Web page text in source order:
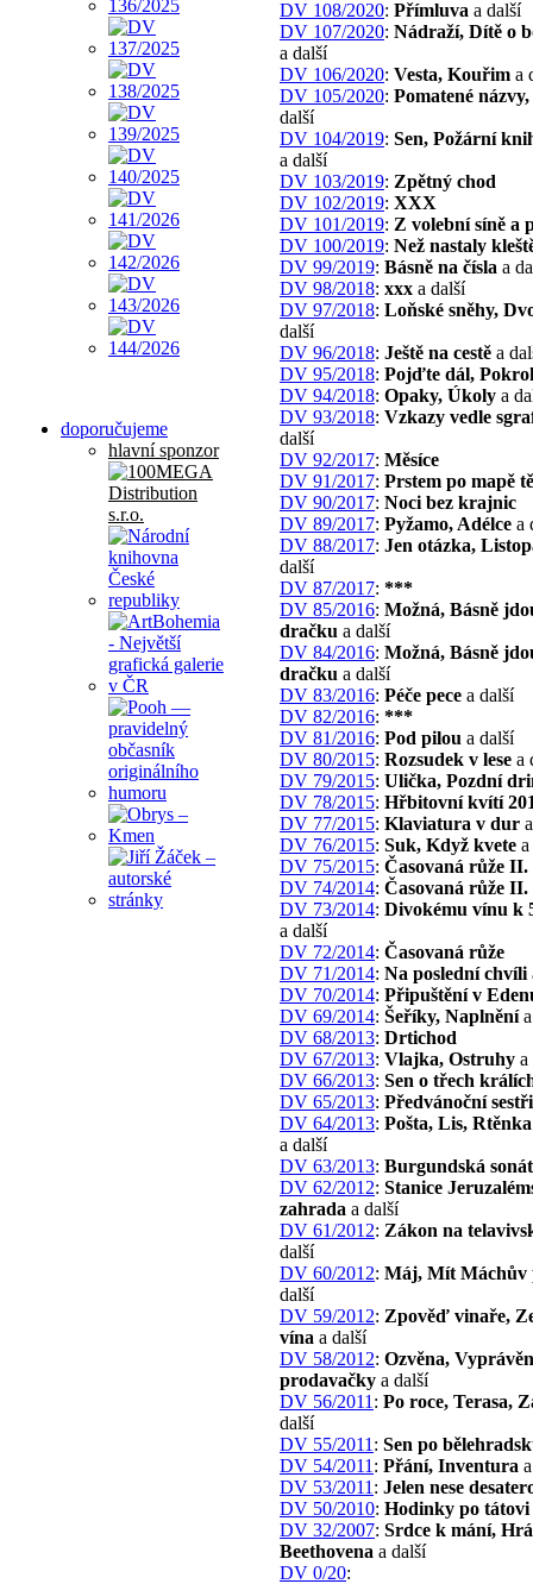
doporučujeme
hlavní sponzor
DV 108/2020: Přímluva a další
DV 107/2020: Nádraží, Dítě o
a další
DV 106/2020: Vesta, Kouřim a
DV 105/2020: Pomatené názvy,
další
DV 104/2019: Sen, Požární
a další
DV 103/2019: Zpětný chod
DV 102/2019: XXX
DV 101/2019: Z volební síně a
DV 100/2019: Než nastaly
DV 99/2019: Básně na čísla a
DV 98/2018: xxx a další
DV 97/2018: Loňské sněhy,
další
DV 96/2018: Ještě na cestě a
DV 95/2018: Pojďte dál,
DV 94/2018: Opaky, Úkoly a
DV 93/2018: Vzkazy vedle
další
DV 92/2017: Měsíce
DV 91/2017: Prstem po mapě
DV 90/2017: Noci bez krajnic
DV 89/2017: Pyžamo, Adélce a
DV 88/2017: Jen otázka,
další
DV 87/2017: ***
DV 85/2016: Možná, Básně
dračku a další
DV 84/2016: Možná, Básně
dračku a další
DV 83/2016: Péče pece a další
DV 82/2016: ***
DV 81/2016: Pod pilou a další
DV 80/2015: Rozsudek v lese a
DV 79/2015: Ulička, Pozdní
DV 78/2015: Hřbitovní kvítí
DV 77/2015: Klaviatura v dur
DV 76/2015: Suk, Když kvete
DV 75/2015: Časovaná růže II.
DV 74/2014: Časovaná růže II.
DV 73/2014: Divokému vínu k
a další
DV 72/2014: Časovaná růže
DV 71/2014: Na poslední chvíli
DV 70/2014: Připuštění v
DV 69/2014: Šeříky, Naplněnía
DV 68/2013: Drtichod
DV 67/2013: Vlajka, Ostruhy a
DV 66/2013: Sen o třech
DV 65/2013: Předvánoční
DV 64/2013: Pošta, Lis,
a další
DV 63/2013: Burgundská
DV 62/2012: Stanice
zahrada a další
DV 61/2012: Zákon na
další
DV 60/2012: Máj, Mít Máchův
další
DV 59/2012: Zpověď vinaře,
vína a další
DV 58/2012: Ozvěna,
prodavačky a další
DV 56/2011 : Po roce, Terasa,
další
DV 55/2011 : Sen po
DV 54/2011 : Přání, Inventura
DV 53/2011 : Jelen nese
DV 50/2010: Hodinky po tátovi
DV 32/2007: Srdce k mání,
Beethovena a další
DV 0/20: